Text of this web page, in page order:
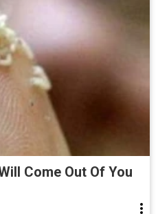
Come Out Of You